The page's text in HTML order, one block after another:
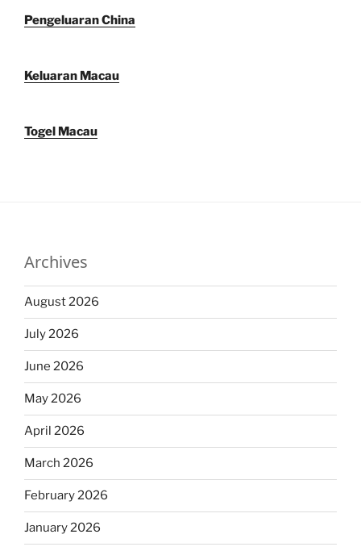
Pengeluaran China
Keluaran Macau
Togel Macau
Archives
August 2026
July 2026
June 2026
May 2026
April 2026
March 2026
February 2026
January 2026